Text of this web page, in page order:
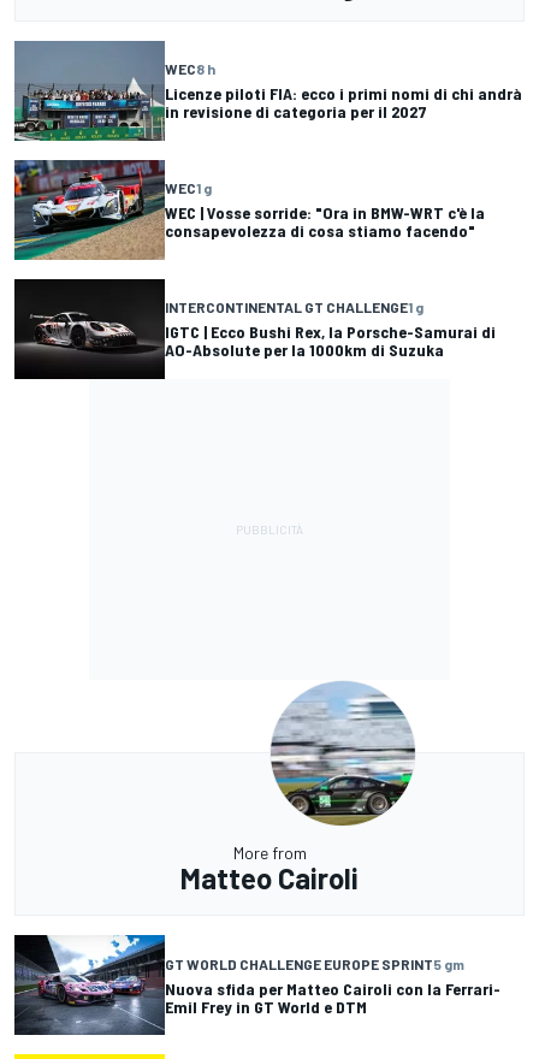
WEC8 h
Licenze piloti FIA: ecco i primi nomi di chi andrà
in revisione di categoria per il 2027
WEC1 g
WEC | Vosse sorride: "Ora in BMW-WRT c'è la
consapevolezza di cosa stiamo facendo"
INTERCONTINENTAL GT CHALLENGE1 g
IGTC | Ecco Bushi Rex, la Porsche-Samurai di
AO-Absolute per la 1000km di Suzuka
More from
Matteo Cairoli
GT WORLD CHALLENGE EUROPE SPRINT5 gm
Nuova sfida per Matteo Cairoli con la Ferrari-
Emil Frey in GT World e DTM